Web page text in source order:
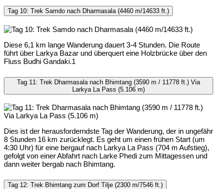
Tag 10: Trek Samdo nach Dharmasala (4460 m/14633 ft.)
Diese 6,1 km lange Wanderung dauert 3-4 Stunden. Die Route
führt über Larkya Bazar und überquert eine Holzbrücke über den
Fluss Budhi Gandaki.1
Tag 11: Trek Dharmasala nach Bhimtang (3590 m / 11778 ft.) Via
Larkya La Pass (5.106 m)
Dies ist der herausforderndste Tag der Wanderung, der in ungefähr
8 Stunden 16 km zurücklegt. Es geht um einen frühen Start (um
4:30 Uhr) für eine bergauf nach Larkya La Pass (704 m Aufstieg),
gefolgt von einer Abfahrt nach Larke Phedi zum Mittagessen und
dann weiter bergab nach Bhimtang.
Tag 12: Trek Bhimtang zum Dorf Tilje (2300 m/7546 ft.)